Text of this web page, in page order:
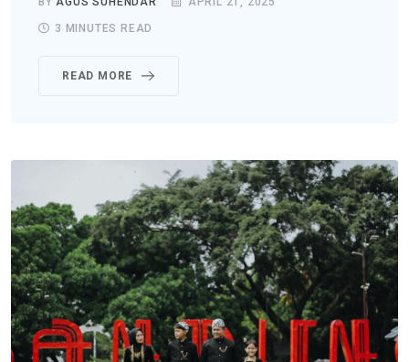
3 MINUTES READ
READ MORE